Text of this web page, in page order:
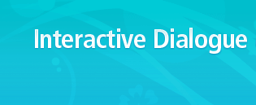
Interactive
PR 2.0